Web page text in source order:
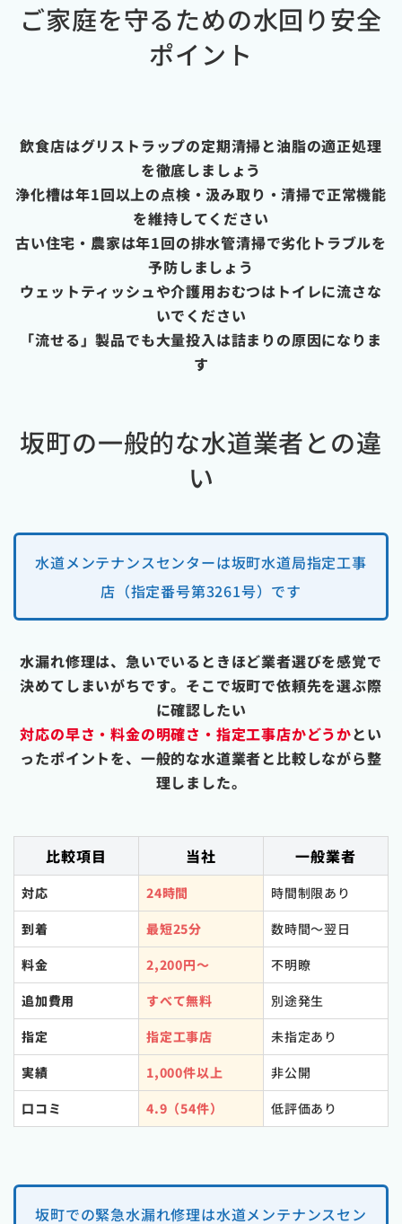
ご家庭を守るための水回り安全
ポイント
飲食店はグリストラップの定期清掃と油脂の適正処理
を徹底しましょう
浄化槽は年1回以上の点検・汲み取り・清掃で正常機能
を維持してください
古い住宅・農家は年1回の排水管清掃で劣化トラブルを
予防しましょう
ウェットティッシュや介護用おむつはトイレに流さな
いでください
「流せる」製品でも大量投入は詰まりの原因になりま
す
坂町の一般的な水道業者との違
い
水道メンテナンスセンターは坂町水道局指定工事
店（指定番号第3261号）です
水漏れ修理は、急いでいるときほど業者選びを感覚で
決めてしまいがちです。そこで坂町で依頼先を選ぶ際
に確認したい
対応の早さ・料金の明確さ・指定工事店かどうかとい
ったポイントを、一般的な水道業者と比較しながら整
理しました。
比較項目 当社 一般業者
対応 24時間
時間制限あり
到着
最短25分
数時間〜翌日
料金
2,200円〜
不明瞭
追加費用
すべて無料
別途発生
指定
指定工事店
未指定あり
実績
1,000件以上
非公開
口コミ
4.9（54件） 低評価あり
坂町での緊急水漏れ修理は水道メンテナンスセン